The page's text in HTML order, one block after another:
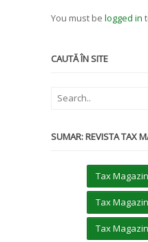
You must be logged in
CAUTĂ ÎN SITE
SUMAR: REVISTA TAX
Tax
Tax
Tax